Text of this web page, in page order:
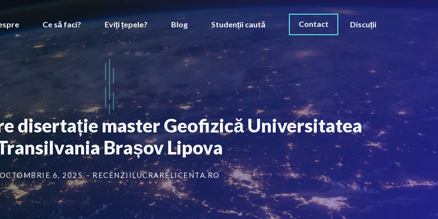
Ce să faci? Eviți țepele? Blog Studenții caută Contact Discuții
disertație master Geofizică Universitatea
Brașov Lipova
OCTOMBRIE 6, 2025 - RECENZIILUCRARELICENTA.RO